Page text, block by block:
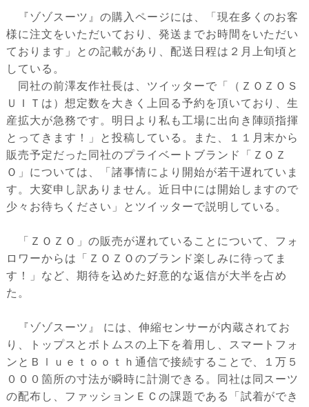
『ゾゾスーツ』の購入ページには、「現在多くのお客
様に注文をいただいており、発送までお時間をいただい
ております」との記載があり、配送日程は２月上旬頃と
している。
同社の前澤友作社長は、ツイッターで「（ＺＯＺＯＳ
ＵＩＴは）想定数を大きく上回る予約を頂いており、生
産拡大が急務です。明日より私も工場に出向き陣頭指揮
とってきます！」と投稿している。また、１１月末から
販売予定だった同社のプライベートブランド「ＺＯＺ
Ｏ」については、「諸事情により開始が若干遅れていま
す。大変申し訳ありません。近日中には開始しますので
少々お待ちください」とツイッターで説明している。
「ＺＯＺＯ」の販売が遅れていることについて、フォ
ロワーからは「ＺＯＺＯのブランド楽しみに待ってま
す！」など、期待を込めた好意的な返信が大半を占め
た。
『ゾゾスーツ』 には、伸縮センサーが内蔵されてお
り、トップスとボトムスの上下を着用し、スマートフォ
ンとＢｌｕｅｔｏｏｔｈ通信で接続することで、１万５
０００箇所の寸法が瞬時に計測できる。同社は同スーツ
の配布し、ファッションＥＣの課題である「試着ができ